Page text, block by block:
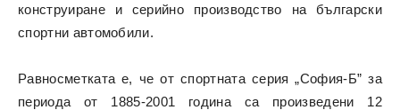
конструиране и серийно производство на български
спортни автомобили.
Равносметката е, че от спортната серия „София-Б” за
периода от 1885-2001 година са произведени 12